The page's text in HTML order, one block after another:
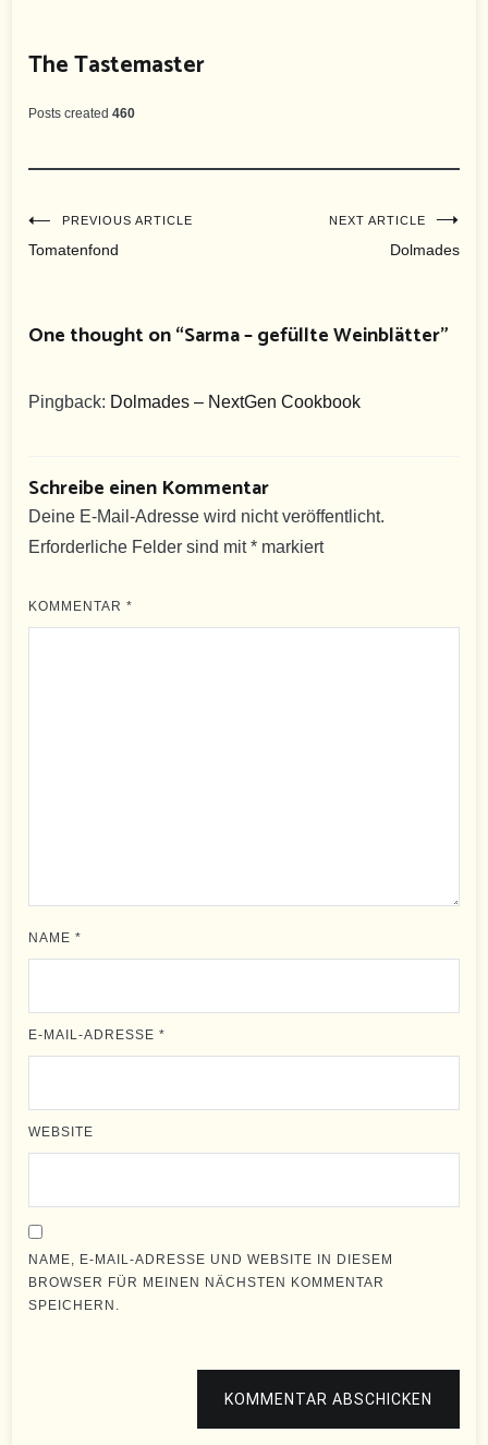
The Tastemaster
Posts created 460
Beitragsnavigation
PREVIOUS ARTICLE
Tomatenfond
NEXT ARTICLE
Dolmades
One thought on “Sarma – gefüllte Weinblätter”
Pingback: Dolmades – NextGen Cookbook
Schreibe einen Kommentar
Deine E-Mail-Adresse wird nicht veröffentlicht.
Erforderliche Felder sind mit* markiert
KOMMENTAR*
NAME*
E-MAIL-ADRESSE*
WEBSITE
NAME, E-MAIL-ADRESSE UND WEBSITE IN DIESEM
BROWSER FÜR MEINEN NÄCHSTEN KOMMENTAR
SPEICHERN.
KOMMENTAR ABSCHICKEN